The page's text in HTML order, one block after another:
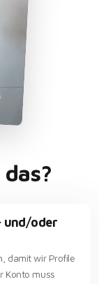
und/oder
damit wir Profile
Konto muss